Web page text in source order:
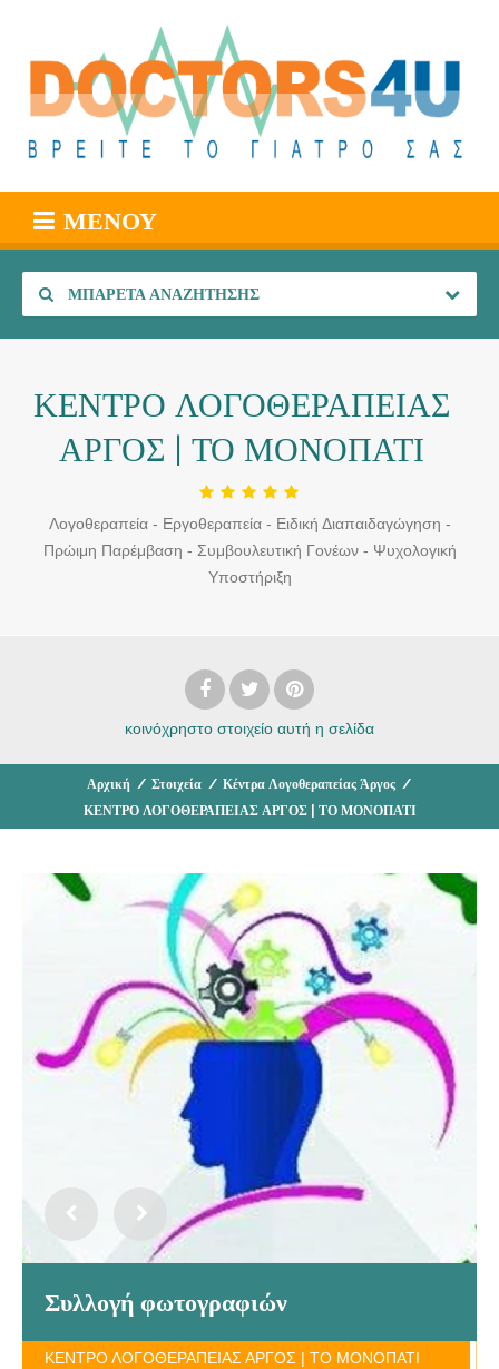
ΜΕΝΟΎ
ΜΠΑΡΈΤΑ ΑΝΑΖΉΤΗΣΗΣ
ΚΕΝΤΡΟ ΛΟΓΟΘΕΡΑΠΕΙΑΣ
ΑΡΓΟΣ | ΤΟ ΜΟΝΟΠΑΤΙ
Λογοθεραπεία - Εργοθεραπεία - Ειδική Διαπαιδαγώγηση -
Πρώιμη Παρέμβαση - Συμβουλευτική Γονέων - Ψυχολογική
Υποστήριξη
κοινόχρηστο στοιχείο αυτή η σελίδα
Αρχική / Στοιχεία / Κέντρα Λογοθεραπείας Άργος /
ΚΕΝΤΡΟ ΛΟΓΟΘΕΡΑΠΕΙΑΣ ΑΡΓΟΣ | ΤΟ ΜΟΝΟΠΑΤΙ
Συλλογή φωτογραφιών
ΚΕΝΤΡΟ ΛΟΓΟΘΕΡΑΠΕΙΑΣ ΑΡΓΟΣ | ΤΟ ΜΟΝΟΠΑΤΙ